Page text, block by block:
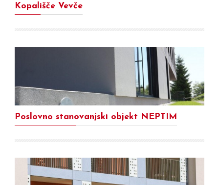
Kopališče Vevče
Poslovno stanovanjski objekt NEPTIM